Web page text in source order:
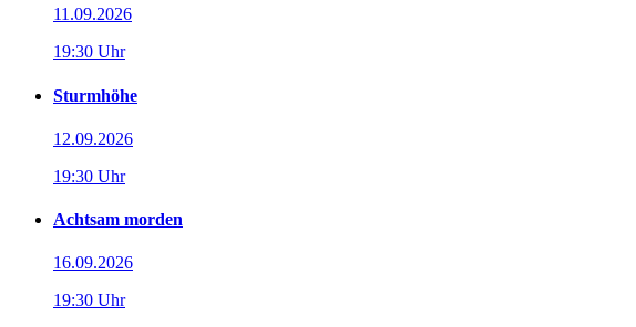
11.09.2026
19:30 Uhr
Sturmhöhe
12.09.2026
19:30 Uhr
Achtsam morden
16.09.2026
19:30 Uhr